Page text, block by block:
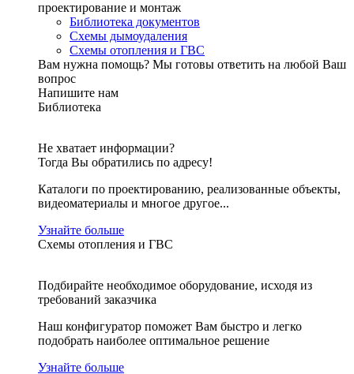
проектирование и монтаж
Библиотека документов
Схемы дымоудаления
Схемы отопления и ГВС
Вам нужна помощь? Мы готовы ответить на любой Ваш
вопрос
Напишите нам
Библиотека
Не хватает информации?
Тогда Вы обратились по адресу!
Каталоги по проектированию, реализованные объекты,
видеоматериалы и многое другое...
Узнайте больше
Схемы отопления и ГВС
Подбирайте необходимое оборудование, исходя из
требований заказчика
Наш конфигуратор поможет Вам быстро и легко
подобрать наиболее оптимальное решение
Узнайте больше